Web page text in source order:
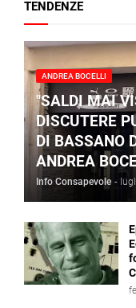
TENDENZE
ANDREA BOCELLI
"SALDI MAI
DISCUTERE
DI BASSANO
ANDREA
Info Consapevole -